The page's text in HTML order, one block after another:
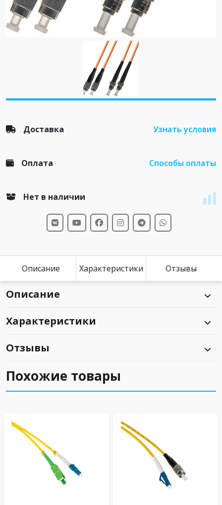
Доставка Узнать условия
Оплата Способы оплаты
Нет в наличии
Описание Характеристики Отзывы
Описание
Характеристики
Отзывы
Похожие товары